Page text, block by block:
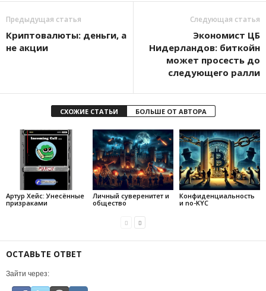
Предыдущая статья
Криптовалюты: деньги, а
не акции
Следующая статья
Экономист ЦБ
Нидерландов: биткойн
может просесть до
следующего ралли
СХОЖИЕ СТАТЬИ БОЛЬШЕ ОТ АВТОРА
Артур Хейс: Унесённые
призраками
Личный суверенитет и
общество
Конфиденциальность
и no-KYC
ОСТАВЬТЕ ОТВЕТ
Зайти через: